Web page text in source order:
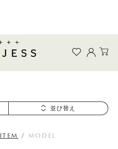
並び替え
ITEM / MODEL